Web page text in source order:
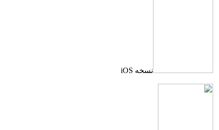
نسخه iOS